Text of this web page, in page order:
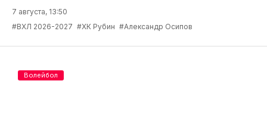
7 августа, 13:50
#ВХЛ 2026-2027 #ХК Рубин #Александр Осипов
Волейбол